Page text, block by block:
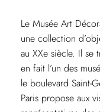
Le Musée Art
une collection
au XXe siècle. Il se
en fait l’un des
le boulevard Saint-
Paris propose aux